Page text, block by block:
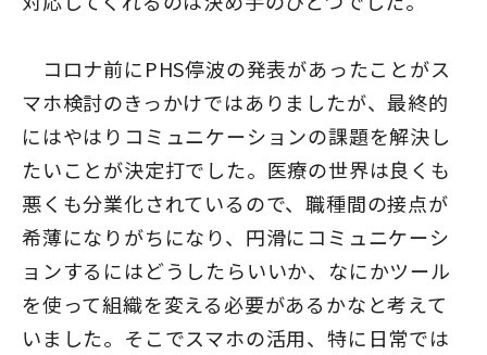
コロナ前にPHS停波の発表があったことがス
マホ検討のきっかけではありましたが、最終的
にはやはりコミュニケーションの課題を解決し
たいことが決定打でした。医療の世界は良くも
悪くも分業化されているので、職種間の接点が
希薄になりがちになり、円滑にコミュニケーシ
ョンするにはどうしたらいいか、なにかツール
を使って組織を変える必要があるかなと考えて
いました。そこでスマホの活用、特に日常では